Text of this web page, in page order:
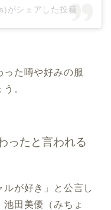
がシェアした投稿
った噂や好みの服
。
ったと言われる
が好き」と公言し
田美優（みちょ